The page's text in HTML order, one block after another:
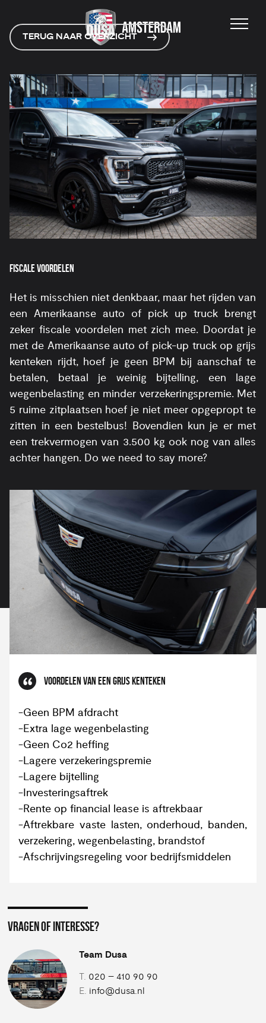
TERUG NAAR OVERZICHT
FISCALE VOORDELEN
Het is misschien niet denkbaar, maar het rijden van
een Amerikaanse auto of pick up truck brengt
zeker fiscale voordelen met zich mee. Doordat je
met de Amerikaanse auto of pick-up truck op grijs
kenteken rijdt, hoef je geen BPM bij aanschaf te
betalen, betaal je weinig bijtelling, een lage
wegenbelasting en minder verzekeringspremie. Met
5 ruime zitplaatsen hoef je niet meer opgepropt te
zitten in een bestelbus! Bovendien kun je er met
een trekvermogen van 3.500 kg ook nog van alles
achter hangen. Do we need to say more?
VOORDELEN VAN EEN GRIJS KENTEKEN
-Geen BPM afdracht
-Extra lage wegenbelasting
-Geen Co2 heffing
-Lagere verzekeringspremie
-Lagere bijtelling
-Investeringsaftrek
-Rente op financial lease is aftrekbaar
-Aftrekbare vaste lasten, onderhoud, banden,
verzekering, wegenbelasting, brandstof
-Afschrijvingsregeling voor bedrijfsmiddelen
VRAGEN OF INTERESSE?
Team Dusa
T. 020 – 410 90 90
E. info@dusa.nl